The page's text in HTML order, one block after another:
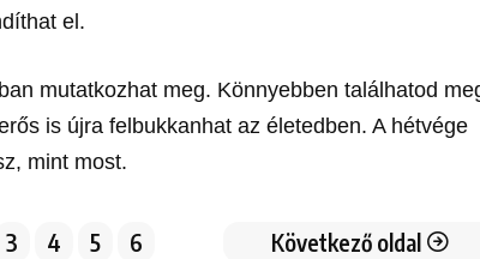
el.
mutatkozhat meg. Könnyebben találhatod
is újra felbukkanhat az életedben. A hétvége
mint most.
3 4 5 6 Következő oldal